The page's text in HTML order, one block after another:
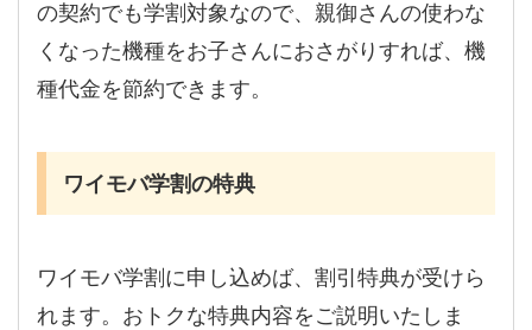
の契約でも学割対象なので、親御さんの使わな
くなった機種をお子さんにおさがりすれば、機
種代金を節約できます。
ワイモバ学割の特典
ワイモバ学割に申し込めば、割引特典が受けら
れます。おトクな特典内容をご説明いたしま